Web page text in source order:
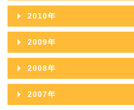
2020年01月
2019年02月
2019年01月
2018年03月
2018年02月
2018年01月
2017年03月
2017年02月
2017年01月
2016年06月
2016年05月
2016年03月
2016年02月
2015年07月
2015年06月
2015年05月
2015年03月
2014年08月
2014年07月
2014年06月
2014年05月
2013年09月
2013年08月
2013年07月
2013年06月
2013年05月
2012年11月
2012年10月
2012年09月
2012年08月
2012年07月
2011年12月
2011年11月
2011年10月
2011年09月
2011年08月
2010年
2010年12月
2010年11月
2010年10月
2010年09月
2009年
2009年12月
2009年11月
2009年10月
2008年
2008年12月
2007年